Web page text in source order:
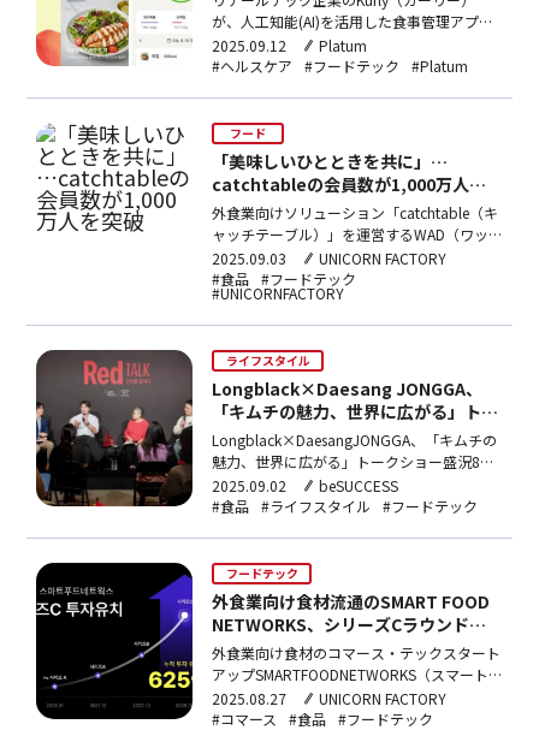
が、人工知能(AI)を活用した食事管理アプリ
「roution（ルーション）」を正式にリリー
スした。routionの主な機能は、ユーザーの
をGoogleの生成AIを活用して構築し…
2025.09.12
Platum
#ヘルスケア
#フードテック #Platum
フード
「美味しいひとときを共に」…
catchtableの会員数が1,000万人を
突破
外食業向けソリューション「catchtable（キ
ャッチテーブル）」を運営するWAD（ワッ
ド）が1日、累計会員数が1,000万人を突破
したことを発表した。2018年にB2B向け予
約ソリューションとして開始したcatchtable
は現在、来店時の順番待ち、テイクアウト、
2025.09.03
UNICORN FACTORY
#食品 #フードテック
#UNICORNFACTORY
ライフスタイル
Longblack×Daesang JONGGA、
「キムチの魅力、世界に広がる」トー
クショー盛況
Longblack×DaesangJONGGA、「キムチの
魅力、世界に広がる」トークショー盛況8月
28日「キムチトークショー」REDTALK開
催…3分で全席完売知識コンテンツサービス
ン代表）が…
2025.09.02
beSUCCESS
#食品 #ライフスタイル #フードテック
フードテック
外食業向け食材流通のSMART FOOD
NETWORKS、シリーズCラウンドで
150億ウォン調達
外食業向け食材のコマース・テックスタート
アップSMARTFOODNETWORKS（スマート
フードネットワークス｛以下SFN｝）が25
日、シリーズCラウンドで150億ウォン（約
2025.08.27
UNICORN FACTORY
#コマース
#食品 #フードテック